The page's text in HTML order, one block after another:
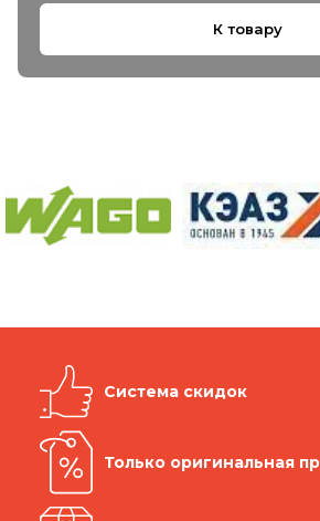
К товару
Система скидок
Только оригинальная